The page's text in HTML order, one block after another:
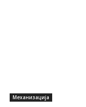
Механизација